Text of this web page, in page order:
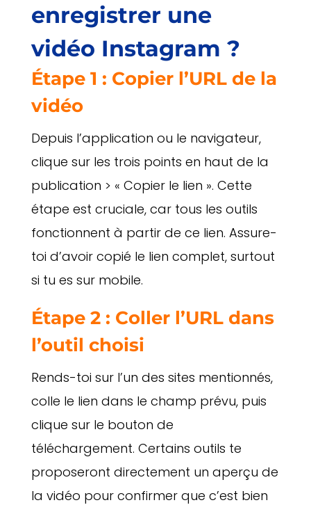
enregistrer une
vidéo Instagram ?
Étape 1 : Copier l’URL de la
vidéo
Depuis l’application ou le navigateur,
clique sur les trois points en haut de la
publication > « Copier le lien ». Cette
étape est cruciale, car tous les outils
fonctionnent à partir de ce lien. Assure-
toi d’avoir copié le lien complet, surtout
si tu es sur mobile.
Étape 2 : Coller l’URL dans
l’outil choisi
Rends-toi sur l’un des sites mentionnés,
colle le lien dans le champ prévu, puis
clique sur le bouton de
téléchargement. Certains outils te
proposeront directement un aperçu de
la vidéo pour confirmer que c’est bien